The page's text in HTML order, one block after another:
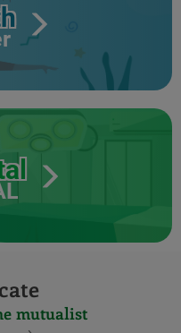
mutualist